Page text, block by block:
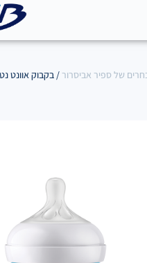
של ספיר אביסרור